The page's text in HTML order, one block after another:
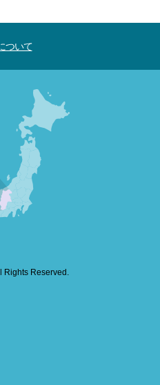
ついて
Rights Reserved.